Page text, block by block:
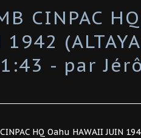
CINPAC
(ALTAYA
1:43 - par
HQ Oahu HAWAII JUIN